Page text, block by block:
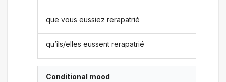
que vous eussiez rerapatrié
qu’ils/elles eussent rerapatrié
Conditional mood